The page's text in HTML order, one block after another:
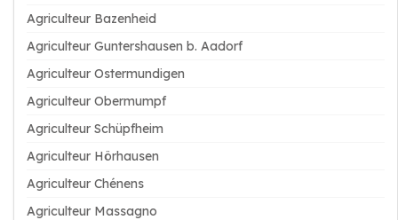
Agriculteur Bazenheid
Agriculteur Guntershausen b. Aadorf
Agriculteur Ostermundigen
Agriculteur Obermumpf
Agriculteur Schüpfheim
Agriculteur Hörhausen
Agriculteur Chénens
Agriculteur Massagno